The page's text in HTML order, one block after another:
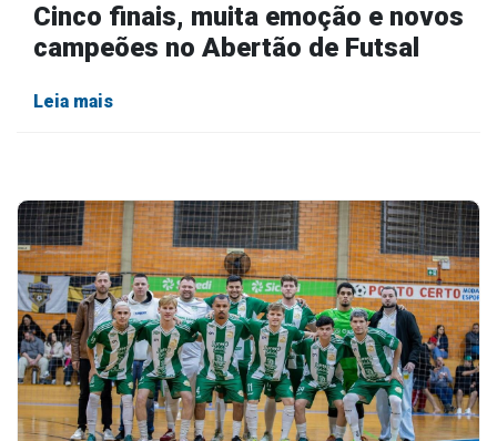
Cinco finais, muita emoção e novos
campeões no Abertão de Futsal
Leia mais